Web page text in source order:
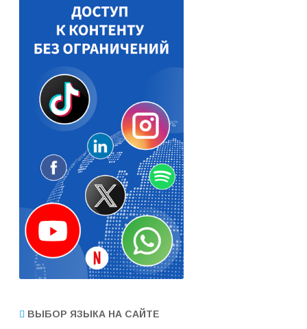
ВЫБОР ЯЗЫКА НА САЙТЕ